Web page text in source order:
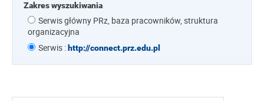
Zakres wyszukiwania
Serwis główny PRz, baza pracowników, struktura
organizacyjna
Serwis : http://connect.prz.edu.pl